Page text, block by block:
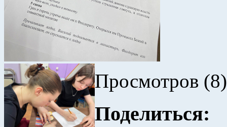
Просмотров (8)
Поделиться: